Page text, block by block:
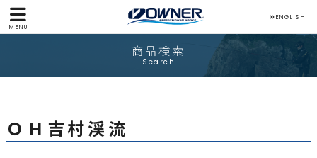
MENU
ENGLISH
商品検索
Search
ＯＨ吉村渓流